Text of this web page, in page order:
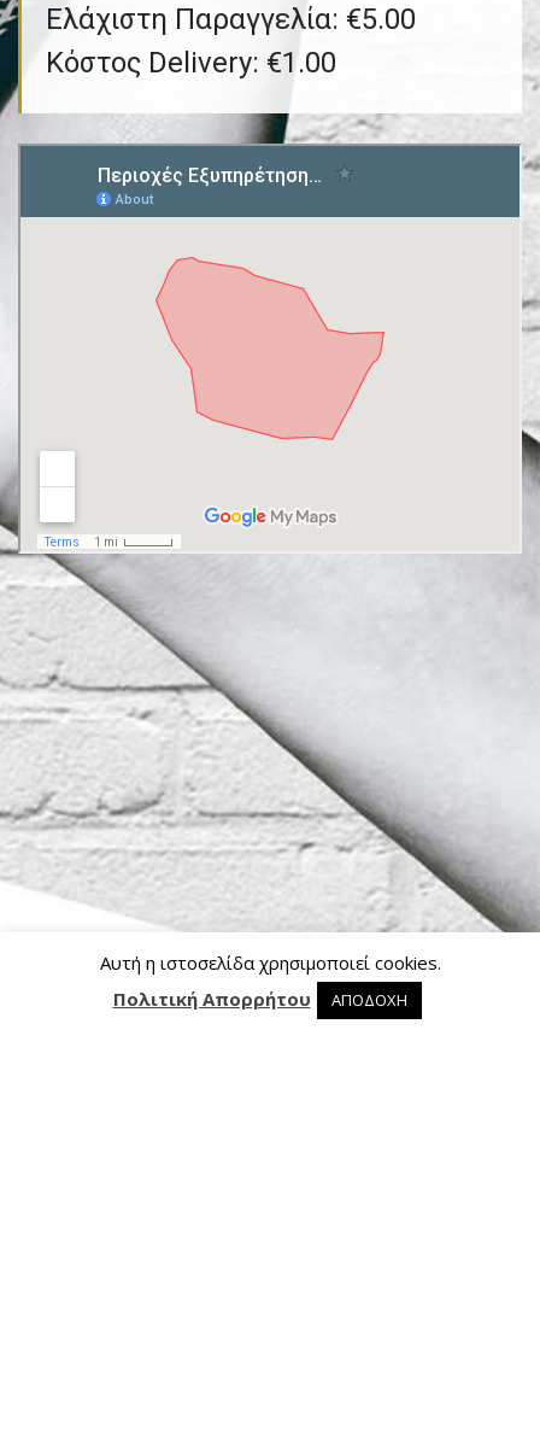
0 0 προϊόντα στο καλάθι
Ελάχιστη Παραγγελία: €5.00
Κόστος Delivery: €1.00
Αυτή η ιστοσελίδα χρησιμοποιεί cookies.
Πολιτική Απορρήτου
ΑΠΟΔΟΧΗ